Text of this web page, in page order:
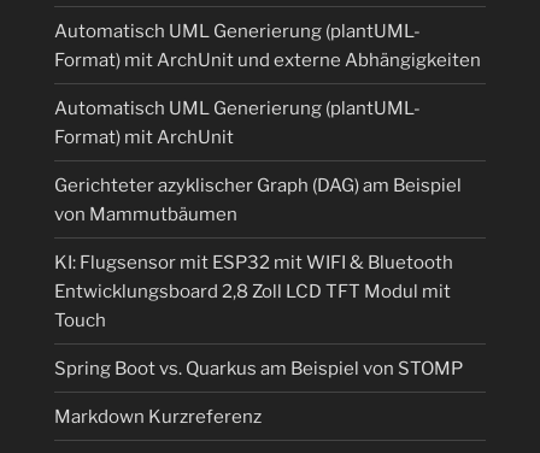
Automatisch UML Generierung (plantUML-
Format) mit ArchUnit und externe Abhängigkeiten
Automatisch UML Generierung (plantUML-
Format) mit ArchUnit
Gerichteter azyklischer Graph (DAG) am Beispiel
von Mammutbäumen
KI: Flugsensor mit ESP32 mit WIFI & Bluetooth
Entwicklungsboard 2,8 Zoll LCD TFT Modul mit
Touch
Spring Boot vs. Quarkus am Beispiel von STOMP
Markdown Kurzreferenz